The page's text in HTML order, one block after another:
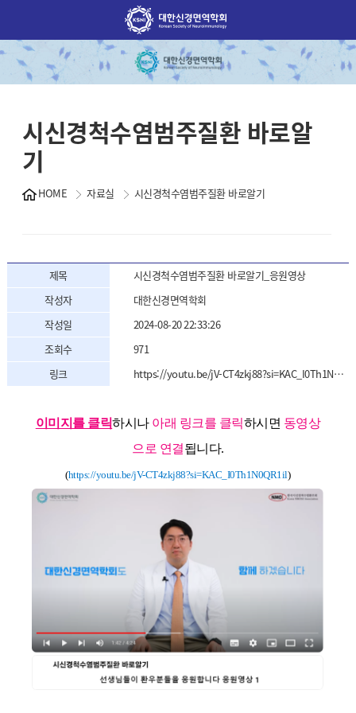
시신경척수염범주질환 바로알
기
HOME 자료실 시신경척수염범주질환 바로알기
제목
시신경척수염범주질환 바로알기_응원영상
작성자
대한신경면역학회
작성일
2024-08-20 22:33:26
조회수
971
링크
https://youtu.be/jV-CT4zkj88?si=KAC_I0Th1N0QR1il
이미지를 클릭하시나 아래 링크를 클릭하시면 동영상
으로 연결됩니다.
(https://youtu.be/jV-CT4zkj88?si=KAC_I0Th1N0QR1il)